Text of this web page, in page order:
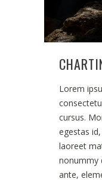
Lorem
cursus.
egestas
laoreet
nonummy
ante,